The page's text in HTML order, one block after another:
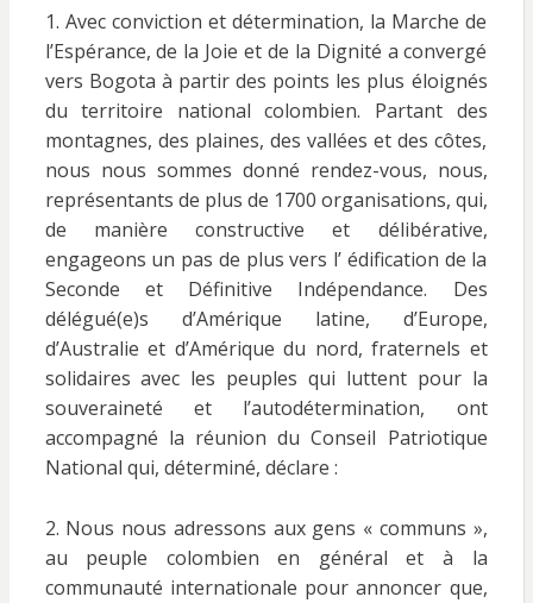
1. Avec conviction et détermination, la Marche de
l’Espérance, de la Joie et de la Dignité a convergé
vers Bogota à partir des points les plus éloignés
du territoire national colombien. Partant des
montagnes, des plaines, des vallées et des côtes,
nous nous sommes donné rendez-vous, nous,
représentants de plus de 1700 organisations, qui,
de manière constructive et délibérative,
engageons un pas de plus vers l’ édification de la
Seconde et Définitive Indépendance. Des
délégué(e)s d’Amérique latine, d’Europe,
d’Australie et d’Amérique du nord, fraternels et
solidaires avec les peuples qui luttent pour la
souveraineté et l’autodétermination, ont
accompagné la réunion du Conseil Patriotique
National qui, déterminé, déclare :
2. Nous nous adressons aux gens « communs »,
au peuple colombien en général et à la
communauté internationale pour annoncer que,